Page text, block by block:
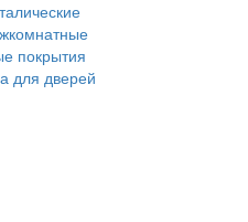
покрытия
для дверей